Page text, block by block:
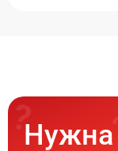
Нужна